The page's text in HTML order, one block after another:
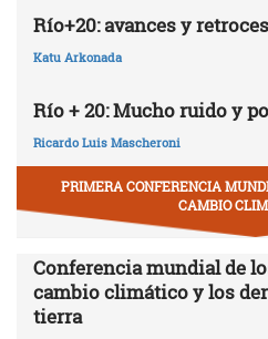
Río+20: avances y
Katu Arkonada
Río + 20: Mucho ruido y
Ricardo Luis Mascheroni
PRIMERA CONFERENCIA
CAMBIO
Conferencia mundial de
cambio climático y los
tierra